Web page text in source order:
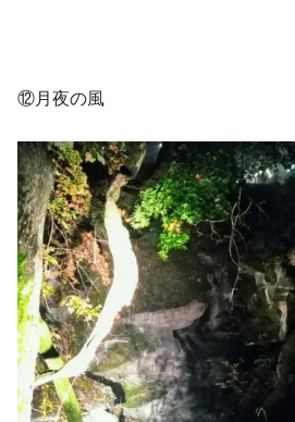
⑫月夜の風